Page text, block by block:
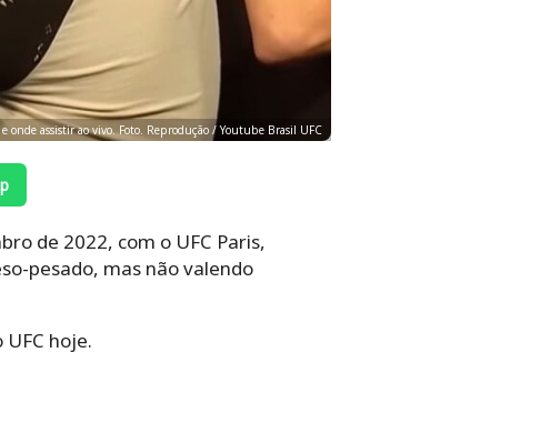
onde assistir ao vivo. Foto. Reprodução / Youtube Brasil UFC
de 2022, com o UFC Paris,
pesado, mas não valendo
hoje.